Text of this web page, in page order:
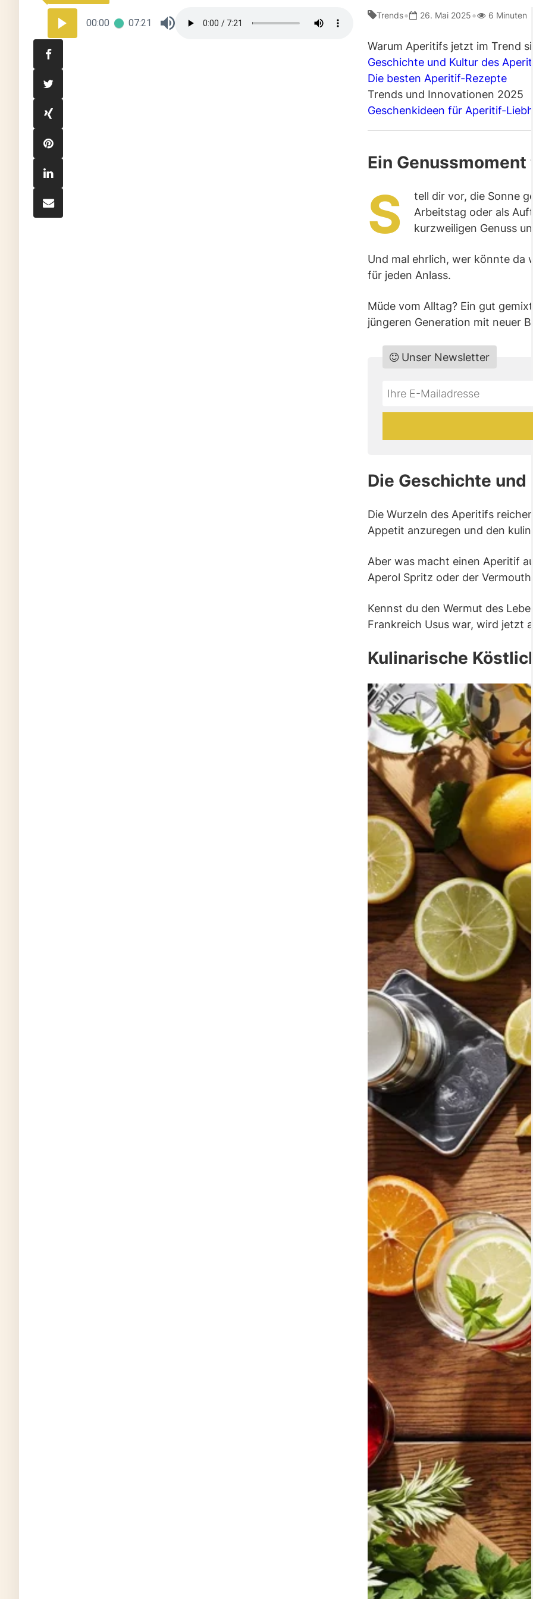
00:00 07:21
Trends• 26. Mai 2025• 6 Minuten
Warum Aperitifs jetzt im Trend
Geschichte und Kultur des
Die besten Aperitif-Rezepte
Trends und Innovationen 2025
Geschenkideen für Aperitif-
Ein Genussmoment
S
tell dir vor, die Sonne
Arbeitstag oder als
kurzweiligen Genuss
Und mal ehrlich, wer könnte da
für jeden Anlass.
Müde vom Alltag? Ein gut
jüngeren Generation mit neuer
Do
Unser Newsletter
*Ihre
Die Geschichte
Die Wurzeln des Aperitifs
Appetit anzuregen und den
Aber was macht einen Aperitif
Aperol Spritz oder der Vermouth
Kennst du den Wermut des
Frankreich Usus war, wird jetzt
Kulinarische